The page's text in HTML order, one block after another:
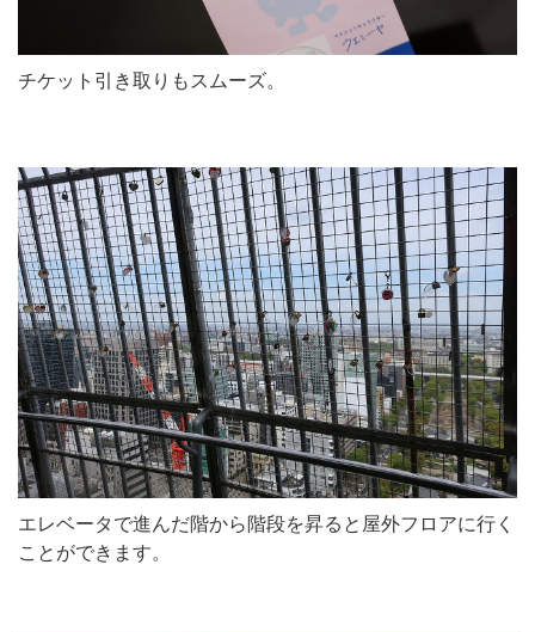
チケット引き取りもスムーズ。
エレベータで進んだ階から階段を昇ると屋外フロアに行く
ことができます。